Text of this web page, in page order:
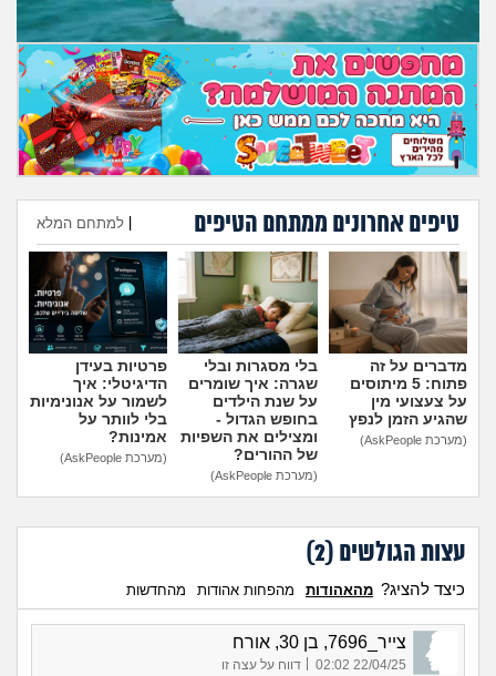
מה שעובר עליי
שומרים על הגוף
פיננסי וכלכלה
בין הסדינים
חיות מחמד
יוקר המחיה
גאווה
טיפים אחרונים ממתחם הטיפים למתחם המלא
הוספת טיפ
מדברים על זה
פתוח: 5 מיתוסים
על צעצועי מין
שהגיע הזמן לנפץ
(מערכת AskPeople)
בלי מסגרות ובלי
שגרה: איך שומרים
על שנת הילדים
בחופש הגדול -
ומצילים את השפיות
של ההורים?
(מערכת AskPeople)
פרטיות בעידן
הדיגיטלי: איך
לשמור על אנונימיות
בלי לוותר על
אמינות?
(מערכת AskPeople)
עצות הגולשים (2
)
כיצד להציג? מהאהודות מהפחות אהודות מהחדשות
צייר_7696, בן 30, אורח
22/04/25 02:02 דווח על עצה זו